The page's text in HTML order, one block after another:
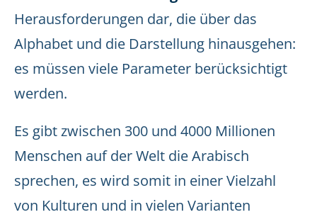
Herausforderungen dar, die über das
Alphabet und die Darstellung hinausgehen:
es müssen viele Parameter berücksichtigt
werden.
Es gibt zwischen 300 und 4000 Millionen
Menschen auf der Welt die Arabisch
sprechen, es wird somit in einer Vielzahl
von Kulturen und in vielen Varianten